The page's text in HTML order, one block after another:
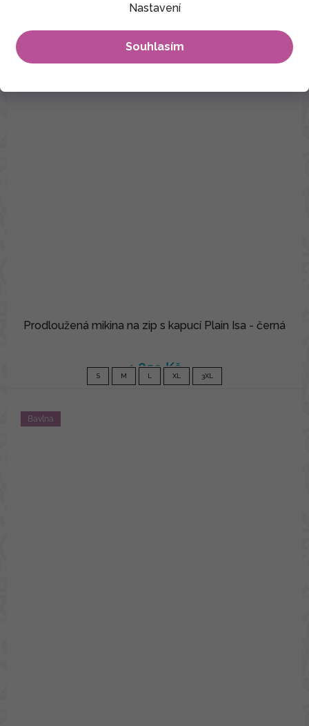
Nastavení
Souhlasím
Prodloužená mikina na zip s kapucí Plain Isa - černá
1 850 Kč
S M L XL 3XL
Bavlna